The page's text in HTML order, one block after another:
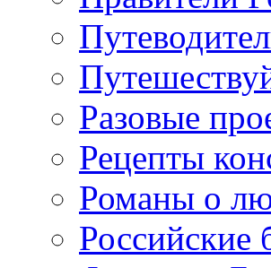
Разовые
Рецепты
Романы о
Российские